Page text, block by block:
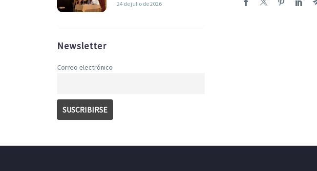
24 de julio de 2026
Newsletter
Correo electrónico